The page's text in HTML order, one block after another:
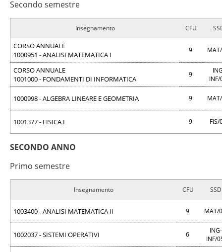
Secondo semestre
Insegnamento CFU
CORSO ANNUALE
1000951 - ANALISI MATEMATICA I
9
CORSO ANNUALE
1001000 - FONDAMENTI DI INFORMATICA
9
1000998 - ALGEBRA LINEARE E GEOMETRIA 9
1001377 - FISICA I 9
SECONDO ANNO
Primo semestre
Insegnamento CFU SSD
1003400 - ANALISI MATEMATICA II 9 MAT/
1002037 - SISTEMI OPERATIVI 6
ING-
INF/